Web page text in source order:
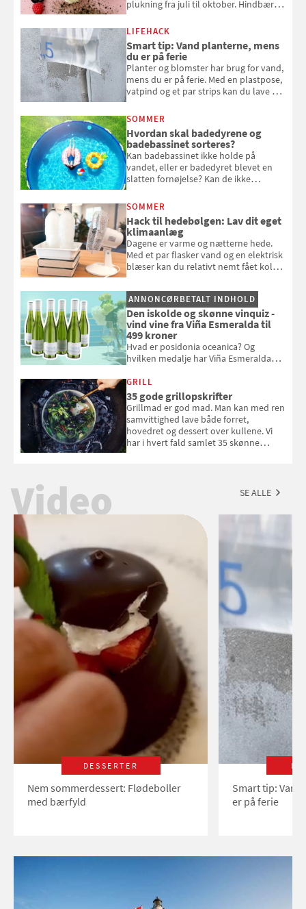
plukning fra juli til oktober. Hindbær
kan bruge dine hindbær i alt fra
bagværk og salater til is og syltning.
LIFEHACK
Smart tip: Vand planterne, mens
du er på ferie
Planter og blomster har brug for vand,
mens du er på ferie. Med en plastpose,
vatpind og et par strips kan du lave dit
at bede naboen om at vande eller
komme hjem til døde planter
SOMMER
Hvordan skal badedyrene og
badebassinet sorteres?
Kan badebassinet ikke holde på
vandet, eller er badedyret blevet en
slatten fornøjelse? Kan de ikke
opmærksom, når du smider
badebassinet eller et badedyr ud
SOMMER
Hack til hedebølgen: Lav dit eget
klimaanlæg
Dagene er varme og nætterne hede.
Med et par flasker vand og en elektrisk
blæser kan du relativt nemt fået koldt
og se, hvordan du gør
ANNONCØRBETALT INDHOLD
Den iskolde og skønne vinquiz -
vind vine fra Viña Esmeralda til
499 kroner
Hvad er posidonia oceanica? Og
hvilken medalje har Viña Esmeralda
med i Samvirkes skønne vinquiz, hvor
du kan vinde 6 flasker vin fra Viña
Esmeralda. Konkurrencen slutter 1.
september 2026.
GRILL
35 gode grillopskrifter
Grillmad er god mad. Man kan med ren
samvittighed lave både forret,
hovedret og dessert over kullene. Vi
har i hvert fald samlet 35 skønne
Video SE ALLE
DESSERTER
Nem sommerdessert: Flødeboller
med bærfyld
Smart tip:
er på ferie